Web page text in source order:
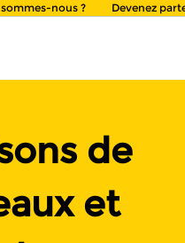
nous ? Devenez
de
et